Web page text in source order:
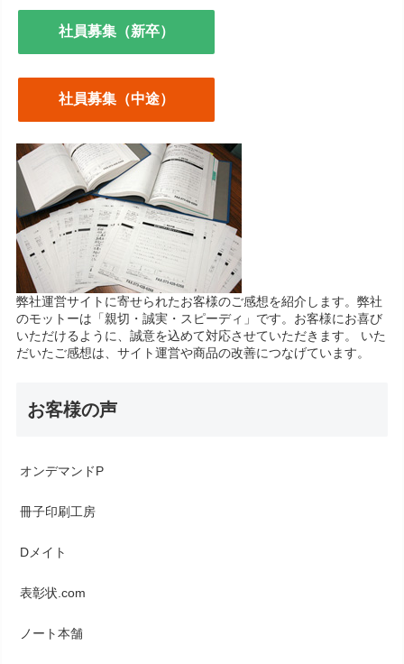
社員募集（新卒）
社員募集（中途）
弊社運営サイトに寄せられたお客様のご感想を紹介します。弊社
のモットーは「親切・誠実・スピーディ」です。お客様にお喜び
いただけるように、誠意を込めて対応させていただきます。 いた
だいたご感想は、サイト運営や商品の改善につなげています。
お客様の声
オンデマンドP
冊子印刷工房
Dメイト
表彰状.com
ノート本舗